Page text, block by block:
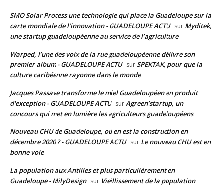
SMO Solar Process une technologie qui place la Guadeloupe sur la
carte mondiale de l’innovation - GUADELOUPE ACTU sur Myditek,
une startup guadeloupéenne au service de l’agriculture
Warped, l’une des voix de la rue guadeloupéenne délivre son
premier album - GUADELOUPE ACTU surSPEKTAK, pour que la
culture caribéenne rayonne dans le monde
Jacques Passave transforme le miel Guadeloupéen en produit
d'exception - GUADELOUPE ACTU surAgreen’startup, un
concours qui met en lumière les agriculteurs guadeloupéens
Nouveau CHU de Guadeloupe, où en est la construction en
décembre 2020 ? - GUADELOUPE ACTU sur Le nouveau CHU est en
bonne voie
La population aux Antilles et plus particulièrement en
Guadeloupe - MilyDesign sur Vieillissement de la population